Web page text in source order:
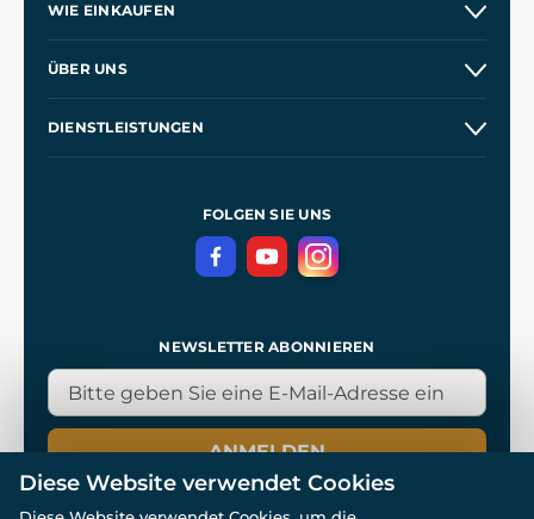
WIE EINKAUFEN
Großhandel
ÜBER UNS
DIENSTLEISTUNGEN
GeschäftsbedingungenFOLGEN SIE UNS
NEWSLETTER ABONNIEREN
ANMELDEN
Diese Website verwendet Cookies